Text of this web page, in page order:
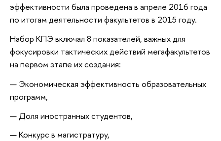
эффективности была проведена в апреле 2016 года
по итогам деятельности факультетов в 2015 году.
Набор КПЭ включал 8 показателей, важных для
фокусировки тактических действий мегафакультетов
на первом этапе их создания:
Экономическая эффективность образовательных
программ,
Доля иностранных студентов,
Конкурс в магистратуру,